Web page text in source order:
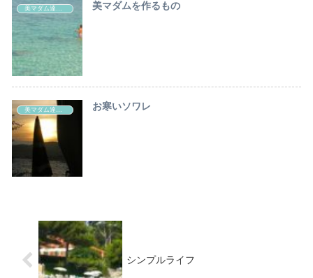
美マダム達の秘密 美マダムを作るもの
お寒いソワレ
シンプルライフ